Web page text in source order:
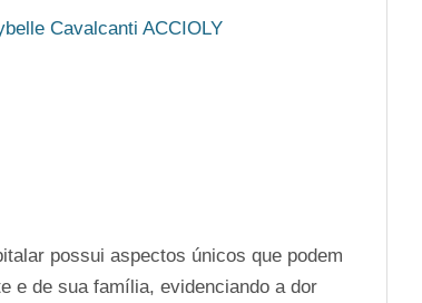
Cavalcanti ACCIOLY
possui aspectos únicos que podem
e de sua família, evidenciando a dor